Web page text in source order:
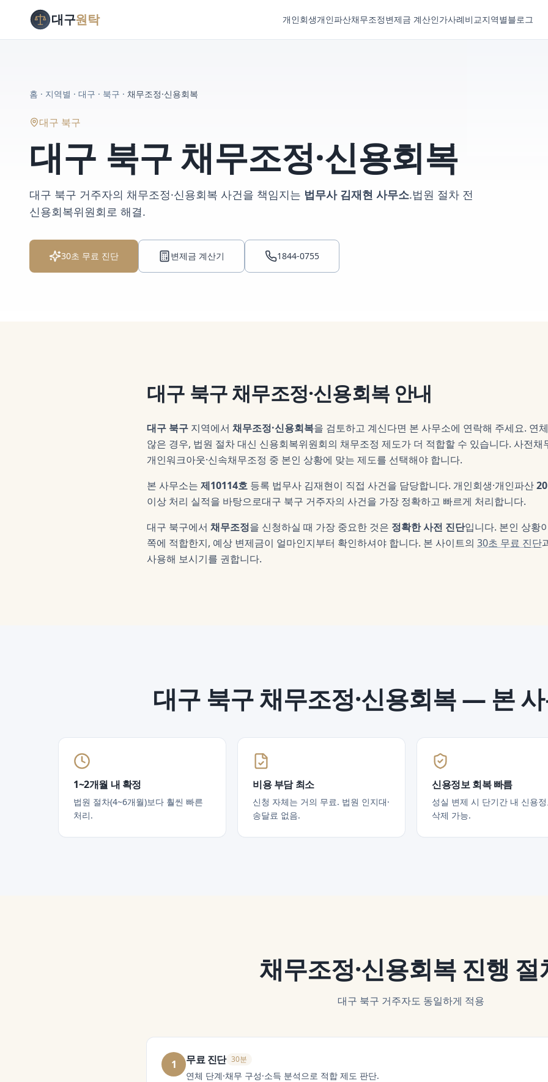
대구원탁 개인회생개인파산채무조정변제금 계산인가사례비교지역별블로그
홈 · 지역별 · 대구 · 북구 · 채무조정·신용회복
대구 북구
대구 북구채무조정·신용회복
대구 북구 거주자의 채무조정·신용회복 사건을 책임지는 법무사 김재현 사무소.법원 절차 전
신용회복위원회로 해결.
30초 무료 진단 변제금 계산기 1844-0755
대구 북구채무조정·신용회복 안내
대구 북구 지역에서 채무조정·신용회복을 검토하고 계신다면 본 사무소에 연락해 주세요. 연
않은 경우, 법원 절차 대신 신용회복위원회의 채무조정 제도가 더 적합할 수 있습니다. 사전채
개인워크아웃·신속채무조정 중 본인 상황에 맞는 제도를 선택해야 합니다.
본 사무소는 제10114호 등록 법무사 김재현이 직접 사건을 담당합니다. 개인회생·개인파산
이상 처리 실적을 바탕으로대구 북구 거주자의 사건을 가장 정확하고 빠르게 처리합니다.
대구 북구에서 채무조정을 신청하실 때 가장 중요한 것은 정확한 사전 진단입니다. 본인 상황
쪽에 적합한지, 예상 변제금이 얼마인지부터 확인하셔야 합니다. 본 사이트의 30초 무료 진단
사용해 보시기를 권합니다.
대구 북구채무조정·신용회복— 본 사
1~2개월 내 확정
법원 절차(4~6개월)보다 훨씬 빠른
처리.
비용 부담 최소
신청 자체는 거의 무료. 법원 인지대·
송달료 없음.
신용정보 회복 빠름
성실 변제 시 단기간 내 신용
삭제 가능.
채무조정·신용회복 진행 절
대구 북구 거주자도 동일하게 적용
1 무료 진단 30분
연체 단계·채무 구성·소득 분석으로 적합 제도 판단.